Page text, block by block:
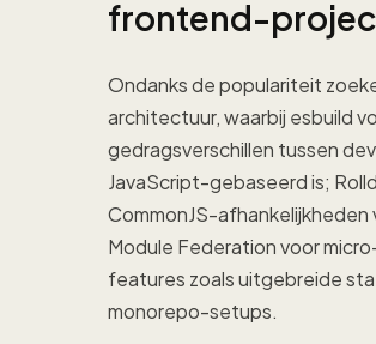
frontend-
Ondanks de populariteit
architectuur, waarbij esbuild
gedragsverschillen tussen
JavaScript-gebaseerd is;
CommonJS-
Module Federation voor
features zoals uitgebreide
monorepo-setups.